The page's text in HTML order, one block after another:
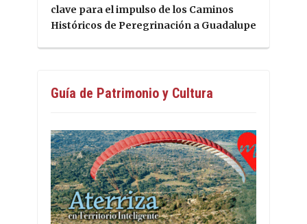
clave para el impulso de los Caminos
Históricos de Peregrinación a Guadalupe
Guía de Patrimonio y Cultura